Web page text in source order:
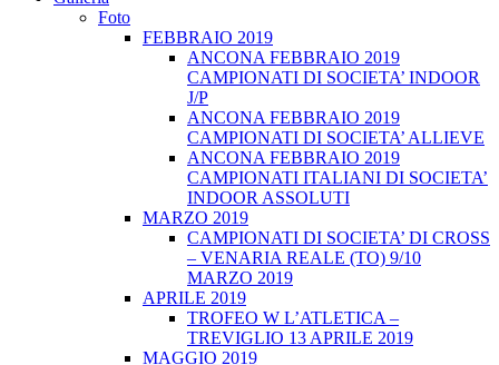
Foto
FEBBRAIO 2019
ANCONA FEBBRAIO 2019
CAMPIONATI DI SOCIETA’ INDOOR
J/P
ANCONA FEBBRAIO 2019
CAMPIONATI DI SOCIETA’ ALLIEVE
ANCONA FEBBRAIO 2019
CAMPIONATI ITALIANI DI SOCIETA’
INDOOR ASSOLUTI
MARZO 2019
CAMPIONATI DI SOCIETA’ DI CROSS
– VENARIA REALE (TO) 9/10
MARZO 2019
APRILE 2019
TROFEO W L’ATLETICA –
TREVIGLIO 13 APRILE 2019
MAGGIO 2019